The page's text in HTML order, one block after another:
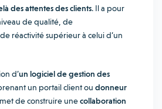
des attentes des clients. Il a pour
de qualité, de
réactivité supérieur à celui d’un
d’un logiciel de gestion des
un portail client ou donneur
de construire unecollaboration